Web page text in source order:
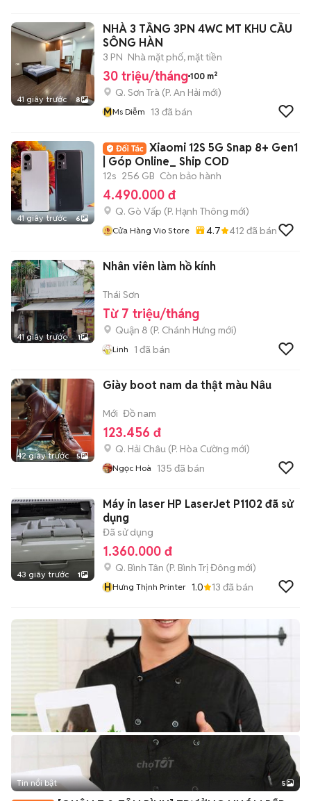
41 giây trước 8
NHÀ 3 TẦNG 3PN 4WC MT KHU CẦU
SÔNG HÀN
3 PN Nhà mặt phố, mặt tiền
30 triệu/tháng 100 m²
Q. Sơn Trà (P. An Hải mới)
MMs Diễm 13 đã bán
41 giây trước 6
Xiaomi 12S 5G Snap 8+ Gen1
| Góp Online_ Ship COD
12s 256 GB Còn bảo hành
4.490.000 đ
Q. Gò Vấp (P. Hạnh Thông mới)
Cửa Hàng Vio Store 4.7 412 đã bán
41 giây trước 1
Nhân viên làm hồ kính
Thái Sơn
Từ 7 triệu/tháng
Quận 8 (P. Chánh Hưng mới)
Linh 1 đã bán
42 giây trước 5
Giày boot nam da thật màu Nâu
Mới Đồ nam
123.456 đ
Q. Hải Châu (P. Hòa Cường mới)
Ngọc Hoà 135 đã bán
43 giây trước 1
Máy in laser HP LaserJet P1102 đã sử
dụng
Đã sử dụng
1.360.000 đ
Q. Bình Tân (P. Bình Trị Đông mới)
HHưng Thịnh Printer 1.0 13 đã bán
Tin nổi bật 5